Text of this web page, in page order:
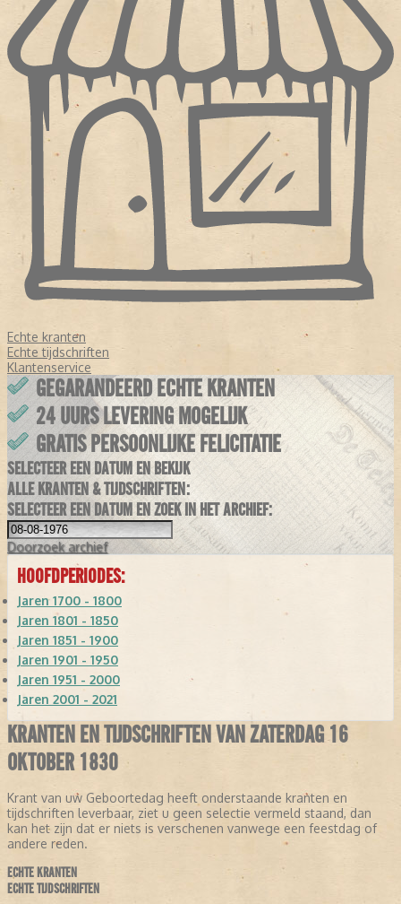
Echte kranten
Echte tijdschriften
Klantenservice
GEGARANDEERD ECHTE KRANTEN
24 UURS LEVERING MOGELIJK
GRATIS PERSOONLIJKE FELICITATIE
SELECTEER EEN DATUM EN BEKIJK
ALLE KRANTEN & TIJDSCHRIFTEN:
SELECTEER EEN DATUM EN ZOEK IN HET ARCHIEF:
Doorzoek archief
HOOFDPERIODES:
Jaren 1700 - 1800
Jaren 1801 - 1850
Jaren 1851 - 1900
Jaren 1901 - 1950
Jaren 1951 - 2000
Jaren 2001 - 2021
KRANTEN EN TIJDSCHRIFTEN VAN ZATERDAG 16
OKTOBER 1830
Krant van uw Geboortedag heeft onderstaande kranten en
tijdschriften leverbaar, ziet u geen selectie vermeld staand, dan
kan het zijn dat er niets is verschenen vanwege een feestdag of
andere reden.
ECHTE KRANTEN
ECHTE TIJDSCHRIFTEN